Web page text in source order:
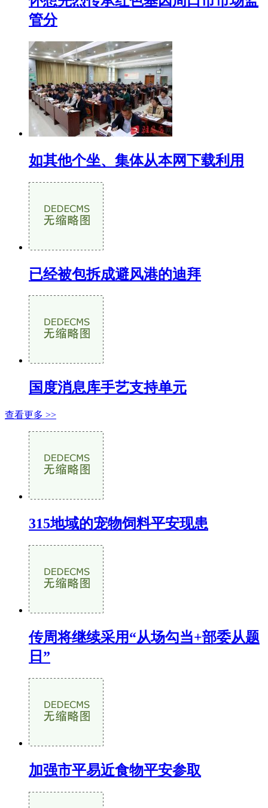
管分
如其他个坐、集体从本网下载利用
已经被包拆成避风港的迪拜
国度消息库手艺支持单元
查看更多 >>
315地域的宠物饲料平安现患
传周将继续采用“从场勾当+部委从题
日”
加强市平易近食物平安参取